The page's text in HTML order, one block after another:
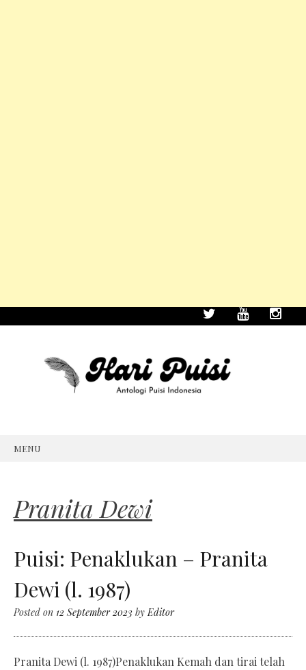
MENU
Pranita Dewi
Puisi: Penaklukan – Pranita
Dewi (l. 1987)
Posted on 12 September 2023 byEditor
Pranita Dewi (l. 1987)Penaklukan Kemah dan tirai telah